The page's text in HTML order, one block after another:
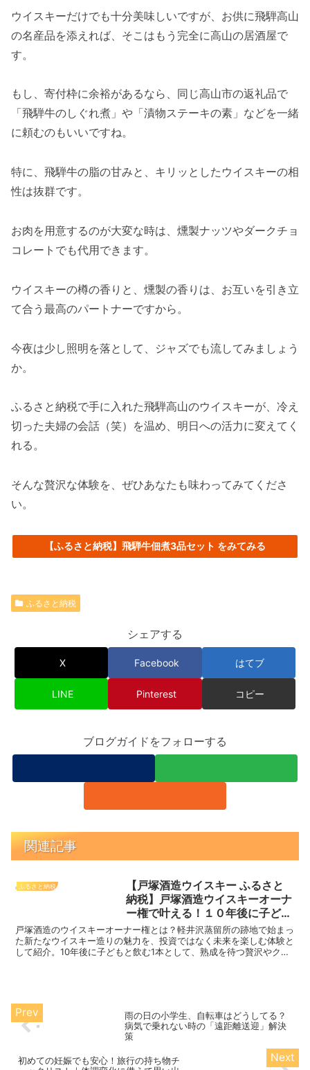
ウイスキーだけでも十分美味しいですが、お供に飛騨高山
の名産品を添えれば、そこはもう完全に高山の居酒屋で
す。
もし、寄付枠に余裕があるなら、同じ高山市の返礼品で
「飛騨牛のしぐれ煮」や「漬物ステーキの素」などを一緒
に頼むのもいいですね。
特に、飛騨牛の脂の甘みと、キリッとしたウイスキーの相
性は抜群です。
お肉を用意するのが大変な時は、燻製ナッツやダークチョ
コレートでも代用できます。
ウイスキーの樽の香りと、燻製の香りは、お互いを引き立
て合う最高のパートナーですから。
今夜は少し照明を落として、ジャズでも流してみましょう
か。
ふるさと納税で手に入れた飛騨高山のウイスキーが、冷え
切った夫婦の会話（笑）を温め、明日への活力に変えてく
れる。
そんな贅沢な体験を、ぜひあなたも味わってみてくださ
い。
【ふるさと納税】飛騨牛佃煮3品セット をみてみる
ふるさと納税
シェアする
X Facebook はてブ
LINE Pinterest コピー
ブログガイドをフォローする
関連記事
ふるさと納税
【戸塚酒造ウイスキー ふるさと
納税】戸塚酒造ウイスキーオーナ
ー権で叶える！１０年後に子ども
と飲む楽しみ
戸塚酒造のウイスキーオーナー権とは？軽井沢蒸留所の跡地で始まっ
た新たなウイスキー造りの魅力を、投資ではなく未来を楽しむ体験と
して紹介。10年後に子どもと飲む1本として、熟成を待つ贅沢やクラ
雨の日の小学生、自転車はどうしてる？
病気で乗れない時の「遠距離送迎」解決
策
初めての妊娠でも安心！旅行の持ち物チ